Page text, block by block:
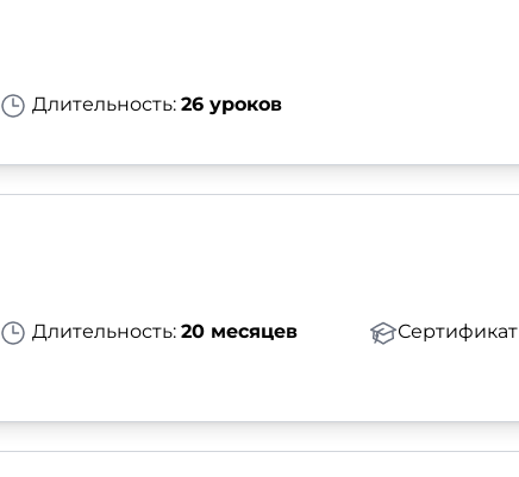
Длительность: 26 уроков
Длительность: 20 месяцев
Сертификат